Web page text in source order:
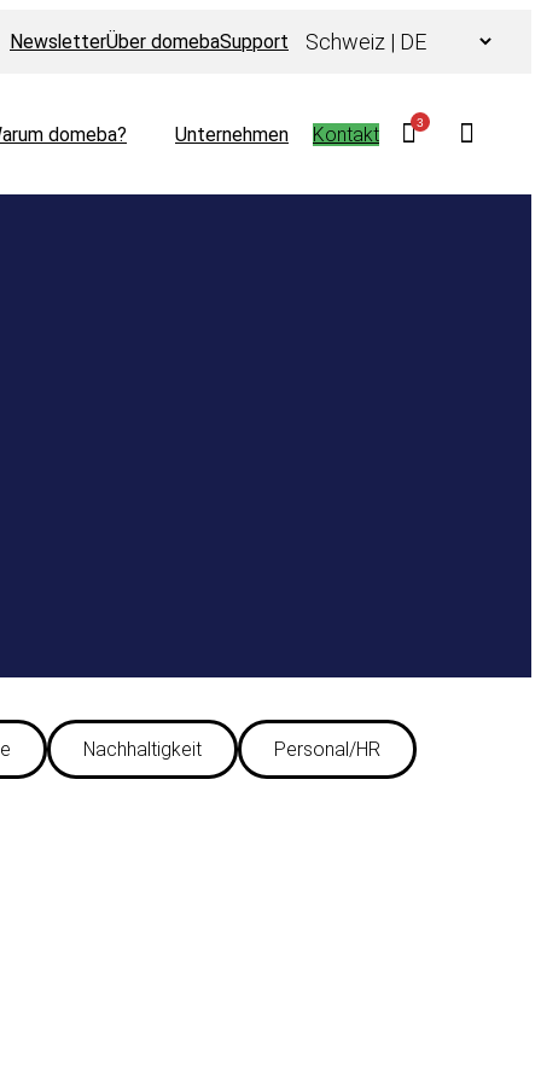
NewsletterÜber domebaSupporta
domeba? Unternehmen Kontakt
3
Nachhaltigkeit Personal/HR